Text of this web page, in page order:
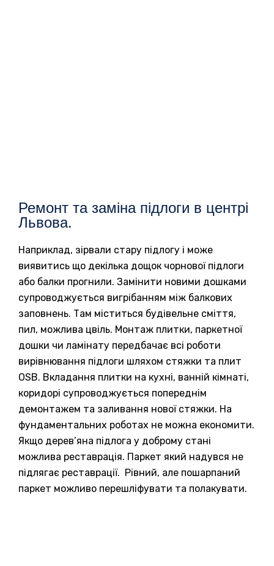
Ремонт та заміна підлоги в центрі
Львова.
Наприклад, зірвали стару підлогу і може
виявитись що декілька дощок чорнової підлоги
або балки прогнили. Замінити новими дошками
супроводжується вигрібанням між балкових
заповнень. Там міститься будівельне сміття,
пил, можлива цвіль. Монтаж плитки, паркетної
дошки чи ламінату передбачає всі роботи
вирівнювання підлоги шляхом стяжки та плит
OSB. Вкладання плитки на кухні, ванній кімнаті,
коридорі супроводжується попереднім
демонтажем та заливання нової стяжки. На
фундаментальних роботах не можна економити.
Якщо дерев’яна підлога у доброму стані
можлива реставрація. Паркет який надувся не
підлягає реставрації. Рівний, але пошарпаний
паркет можливо перешліфувати та полакувати.